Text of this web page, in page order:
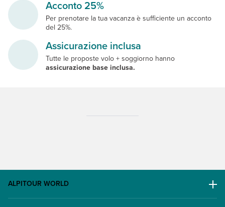
Acconto 25%
Per prenotare la tua vacanza è sufficiente un acconto
del 25%.
Assicurazione inclusa
Tutte le proposte volo + soggiorno hanno
assicurazione base inclusa.
ALPITOUR WORLD
AWARD